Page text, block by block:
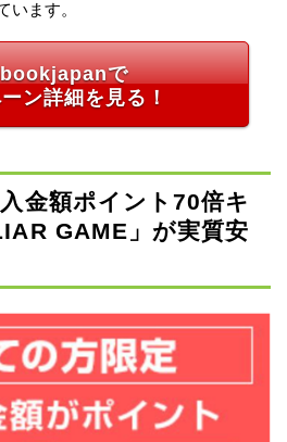
います。
で
ン詳細を見る！
金額ポイント70倍キ
GAME」が実質安